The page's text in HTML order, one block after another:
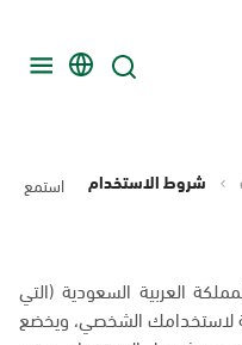
شروط الاستخدام استمع
العربية السعودية (التي
لاستخدامك الشخصي، ويخضع